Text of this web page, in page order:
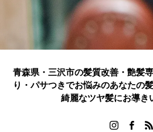
青森県・三沢市の髪質改善・艶髪
り・パサつきでお悩みのあなたの
綺麗なツヤ髪にお導き